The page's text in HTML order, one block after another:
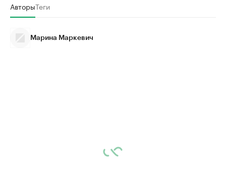
АвторыТеги
Марина Маркевич